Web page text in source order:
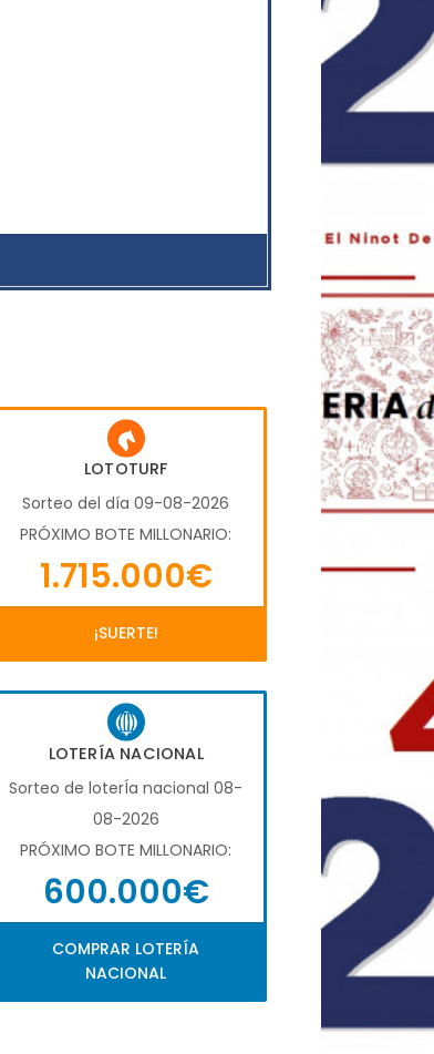
LOTOTURF
Sorteo del día 09-08-2026
PRÓXIMO BOTE MILLONARIO:
1.715.000€
¡SUERTE!
LOTERÍA NACIONAL
Sorteo de loterÍa nacional 08-
08-2026
PRÓXIMO BOTE MILLONARIO:
600.000€
COMPRAR LOTERÍA
NACIONAL